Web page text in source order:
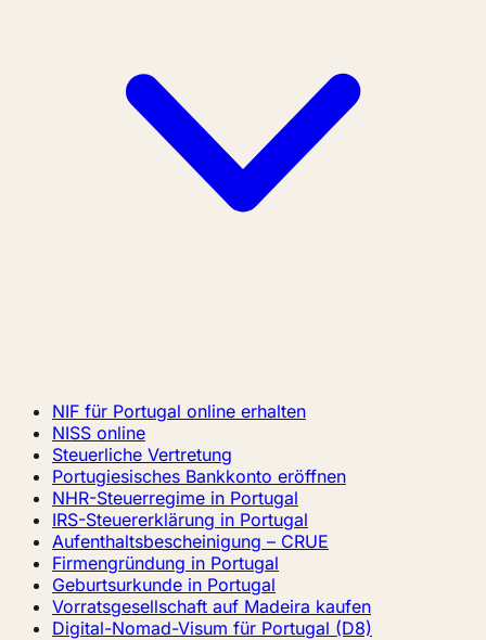
NIF für Portugal online erhalten
NISS online
Steuerliche Vertretung
Portugiesisches Bankkonto eröffnen
NHR-Steuerregime in Portugal
IRS-Steuererklärung in Portugal
Aufenthaltsbescheinigung – CRUE
Firmengründung in Portugal
Geburtsurkunde in Portugal
Vorratsgesellschaft auf Madeira kaufen
Digital-Nomad-Visum für Portugal (D8)